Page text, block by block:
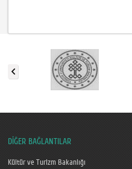
DİĞER BAĞLANTILAR
Kültür ve Turizm Bakanlığı